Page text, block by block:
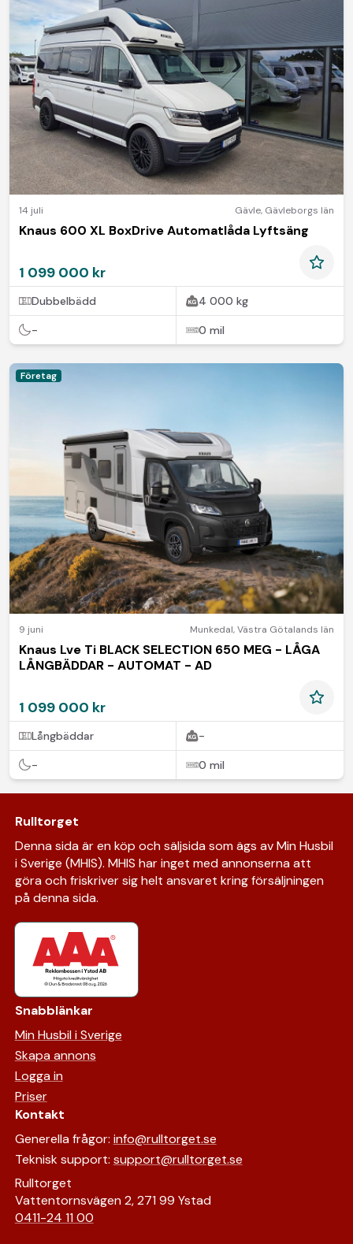
14 juli Gävle, Gävleborgs län
Knaus 600 XL BoxDrive Automatlåda Lyftsäng
1 099 000 kr
Dubbelbädd 4 000 kg
- 0 mil
Företag
9 juni Munkedal,Västra Götalands län
Knaus Lve Ti BLACK SELECTION 650 MEG - LÅGA
LÅNGBÄDDAR - AUTOMAT - AD
1 099 000 kr
Långbäddar -
- 0 mil
Rulltorget
Denna sida är en köp och säljsida som ägs av Min Husbil
i Sverige (MHIS). MHIS har inget med annonserna att
göra och friskriver sig helt ansvaret kring försäljningen
på denna sida.
Snabblänkar
Min Husbil i Sverige
Skapa annons
Logga in
Priser
Kontakt
Generella frågor: info@rulltorget.se
Teknisk support: support@rulltorget.se
Rulltorget
Vattentornsvägen 2, 271 99 Ystad
0411-24 11 00